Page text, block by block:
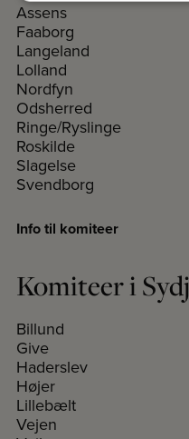
Assens
Faaborg
Langeland
Lolland
Nordfyn
Odsherred
Ringe/Ryslinge
Roskilde
Slagelse
Svendborg
Info til komiteer
Komiteer i
Billund
Give
Haderslev
Højer
Lillebælt
Vejen